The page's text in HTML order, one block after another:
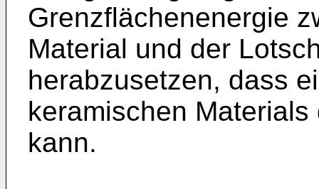
Grenzflächenenergie
Material und der
herabzusetzen, dass
keramischen
kann.